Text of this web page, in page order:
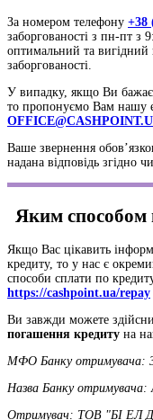
За номером телефону +38
заборгованості з пн-пт з
оптимальний та
заборгованості.
У випадку, якщо Ви
то пропонуємо Вам нашу
Ваше звернення
надана відповідь згідно
Яким способом
Якщо Вас цікавить
кредиту, то у нас є
способи сплати по
https://cashpoint.ua/repay
Ви завжди можете
погашення кредиту на
МФО Банку отримувача:
Назва Банку
Отримувач: ТОВ "БІ